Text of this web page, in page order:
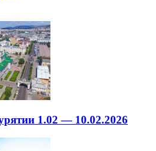
1.02 — 10.02.2026